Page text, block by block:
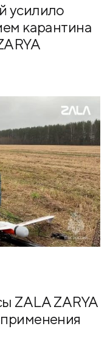
усилило
карантина
ZALA ZARYA